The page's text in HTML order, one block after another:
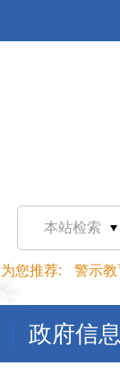
本站检索
为您推荐: 警示教
政府信